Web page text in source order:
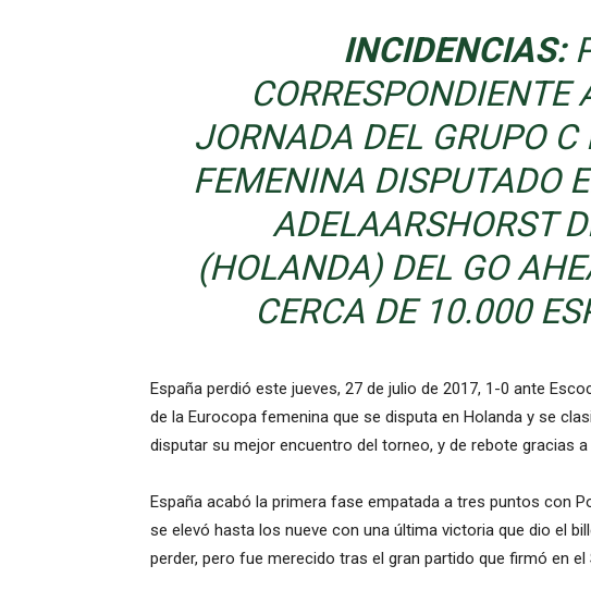
INCIDENCIAS:
CORRESPONDIENTE
JORNADA DEL GRUPO C
FEMENINA DISPUTADO
ADELAARSHORST
(HOLANDA) DEL GO
CERCA DE 10.000
España perdió este jueves, 27 de julio de 2017, 1-0 ante
de la Eurocopa femenina que se disputa en Holanda y se
disputar su mejor encuentro del torneo, y de rebote gracias
España acabó la primera fase empatada a tres puntos con
se elevó hasta los nueve con una última victoria que dio el
perder, pero fue merecido tras el gran partido que firmó en